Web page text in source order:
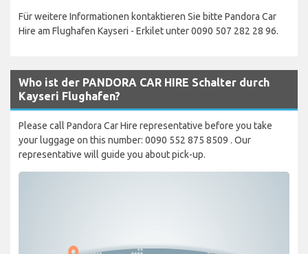
Für weitere Informationen kontaktieren Sie bitte Pandora Car
Hire am Flughafen Kayseri - Erkilet unter 0090 507 282 28 96.
Who ist der PANDORA CAR HIRE Schalter durch
Kayseri Flughafen?
Please call Pandora Car Hire representative before you take
your luggage on this number: 0090 552 875 8509 . Our
representative will guide you about pick-up.